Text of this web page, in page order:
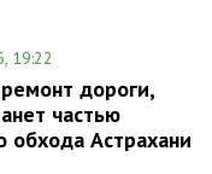
19:22
дороги,
частью
обхода Астрахани